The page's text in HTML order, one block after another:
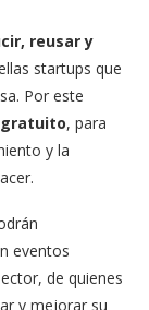
reusar y
startups que
Por este
, para
y la
eventos
de quienes
y mejorar su